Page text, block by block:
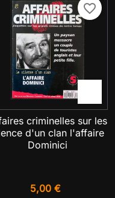
favorite_border
criminelles sur les
d'un clan l'affaire
Dominici
5,00 €